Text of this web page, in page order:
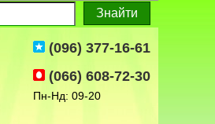
(096) 377-16-61
(066) 608-72-30
Пн-Нд: 09-20